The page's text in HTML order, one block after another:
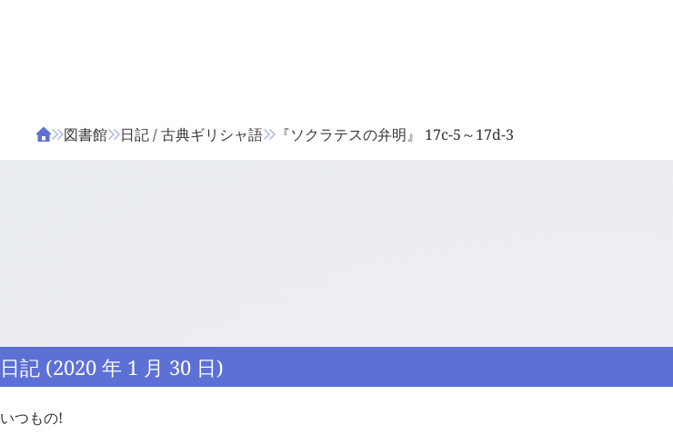
図書館 日記 / 古典ギリシャ語 『ソクラテスの弁明』 17c-5～17d-3
日記 (2020 年 1 月 30 日)
いつもの!